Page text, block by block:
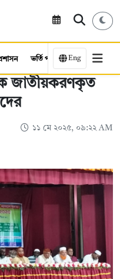
ভর্তি পরীক্ষা কর্মসংস্থান
Eng
জাতীয়করণকৃত
১১ মে ২০২৫, ০৯:২২ AM